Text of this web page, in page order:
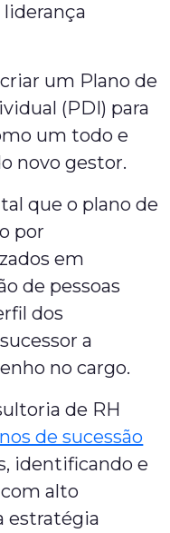
liderança
um Plano de
(PDI) para
um todo e
novo gestor.
que o plano de
por
em
de pessoas
dos
a
no cargo.
de RH
de sucessão
identificando e
alto
estratégia